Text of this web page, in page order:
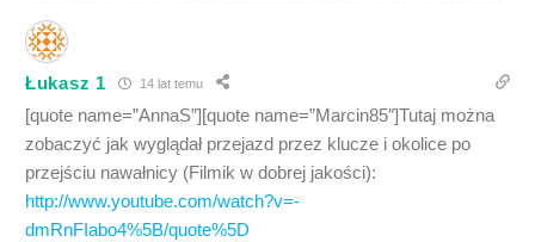
Łukasz 1 14 lat temu
[quote name=”AnnaS”][quote name=”Marcin85″]Tutaj można
zobaczyć jak wyglądał przejazd przez klucze i okolice po
przejściu nawałnicy (Filmik w dobrej jakości):
http://www.youtube.com/watch?v=-
dmRnFIabo4%5B/quote%5D